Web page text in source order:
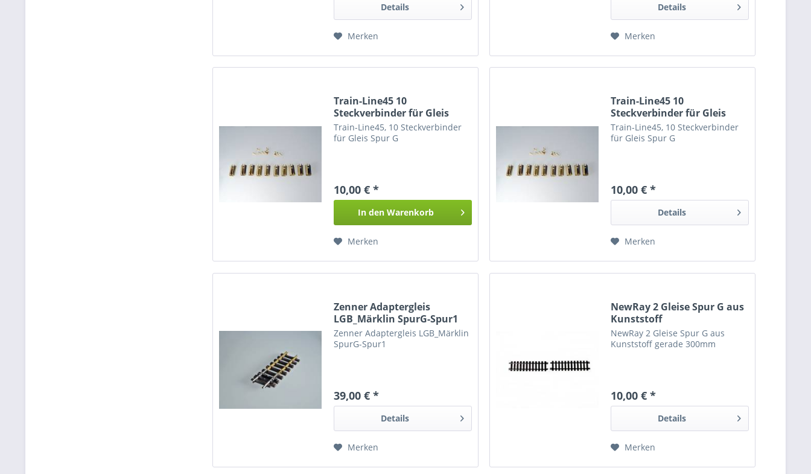
Details
Merken
Details
Merken
Train-Line45 10
Steckverbinder für Gleis
Spur...
Train-Line45, 10 Steckverbinder
für Gleis Spur G
10,00 € *
In den Warenkorb
Merken
Train-Line45 10
Steckverbinder für Gleis
Spur G
Train-Line45, 10 Steckverbinder
für Gleis Spur G
10,00 € *
Details
Merken
Zenner Adaptergleis
LGB_Märklin SpurG-Spur1
Zenner Adaptergleis LGB_Märklin
SpurG-Spur1
39,00 € *
Details
Merken
NewRay 2 Gleise Spur G aus
Kunststoff
NewRay 2 Gleise Spur G aus
Kunststoff gerade 300mm
10,00 € *
Details
Merken